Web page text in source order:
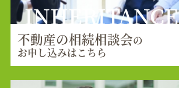
INHERITANCE
不動産の相続相談会の
お申し込みはこちら